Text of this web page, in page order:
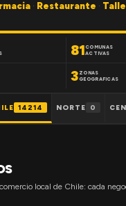
· Restaurante ·
81 COMUNAS
ACTIVAS
3 ZONAS
GEOGRAFICAS
14214 NORTE 0
local de Chile: cada